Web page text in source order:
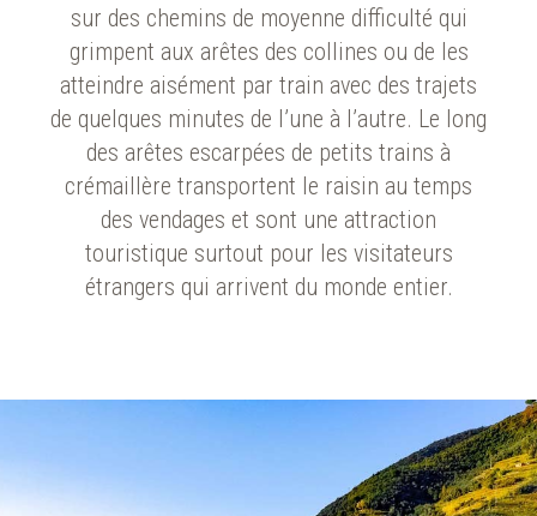
sur des chemins de moyenne difficulté qui
grimpent aux arêtes des collines ou de les
atteindre aisément par train avec des trajets
de quelques minutes de l’une à l’autre. Le long
des arêtes escarpées de petits trains à
crémaillère transportent le raisin au temps
des vendages et sont une attraction
touristique surtout pour les visitateurs
étrangers qui arrivent du monde entier.